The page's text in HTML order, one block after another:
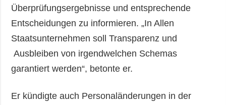
Überprüfungsergebnisse und entsprechende
Entscheidungen zu informieren. „In Allen
Staatsunternehmen soll Transparenz und
Ausbleiben von irgendwelchen Schemas
garantiert werden“, betonte er.
Er kündigte auch Personaländerungen in der